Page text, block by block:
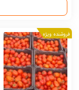
فروشنده ویژه